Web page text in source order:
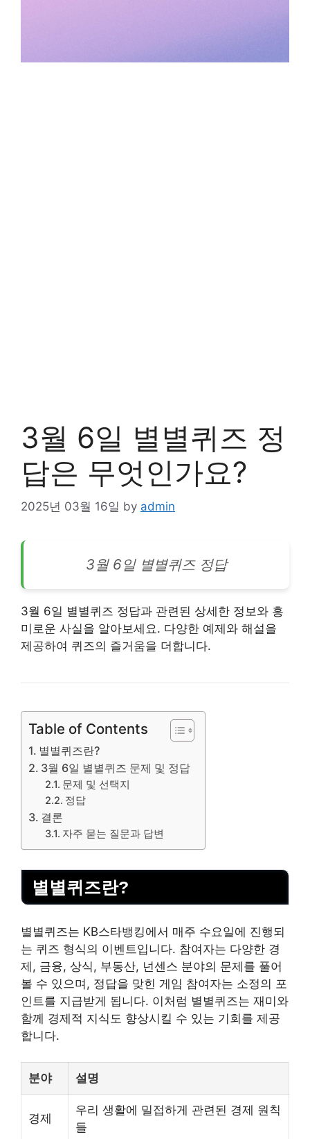
3월 6일 별별퀴즈 정
답은 무엇인가요?
2025년 03월 16일 by admin
3월 6일 별별퀴즈 정답
3월 6일 별별퀴즈 정답과 관련된 상세한 정보와 흥
미로운 사실을 알아보세요. 다양한 예제와 해설을
제공하여 퀴즈의 즐거움을 더합니다.
Table of Contents
별별퀴즈란?
3월 6일 별별퀴즈 문제 및 정답
문제 및 선택지
정답
결론
자주 묻는 질문과 답변
별별퀴즈란?
별별퀴즈는 KB스타뱅킹에서 매주 수요일에 진행되
는 퀴즈 형식의 이벤트입니다. 참여자는 다양한 경
제, 금융, 상식, 부동산, 넌센스 분야의 문제를 풀어
볼 수 있으며, 정답을 맞힌 게임 참여자는 소정의 포
인트를 지급받게 됩니다. 이처럼 별별퀴즈는 재미와
함께 경제적 지식도 향상시킬 수 있는 기회를 제공
합니다.
분야 설명
경제
우리 생활에 밀접하게 관련된 경제 원칙
들